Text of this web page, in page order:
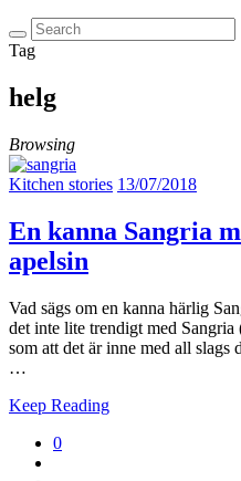
Tag
helg
Browsing
Kitchen stories 13/07/2018
En kanna Sangria
apelsin
Vad sägs om en kanna härlig
det inte lite trendigt med
som att det är inne med all slags
…
Keep Reading
0